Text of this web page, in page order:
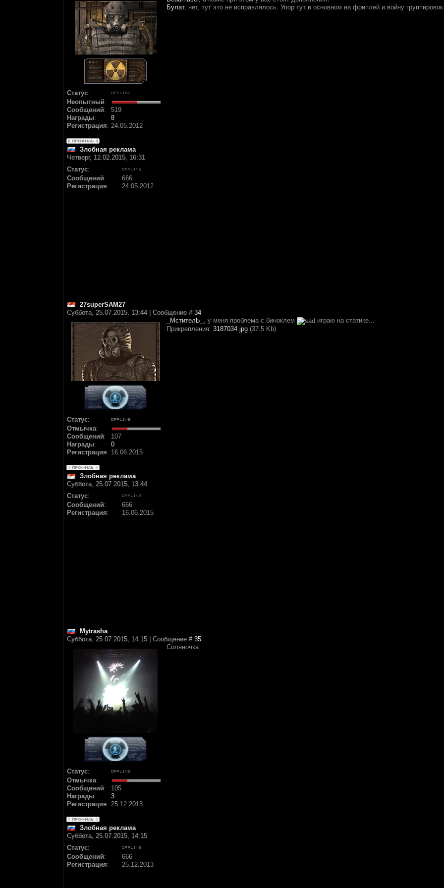
Статус:
Неопытный:
Сообщений:
519
Награды:
8
Регистрация: 24.05.2012
Булат, нет, тут это не исправлялось. Упор тут в основном на фриплей и войну
Злобная реклама
Четверг, 12.02.2015, 16:31
Статус:
Сообщений:
666
Регистрация: 24.05.2012
27superSAM27
Суббота, 25.07.2015, 13:44 | Сообщение # 34
Статус:
Отмычка:
Сообщений:
107
Награды:
0
Регистрация: 16.06.2015
_МстителЬ_ , у меня проблема с биноклем
играю на статике...
Прикрепления: 3187034.jpg (37.5 Kb)
Злобная реклама
Суббота, 25.07.2015, 13:44
Статус:
Сообщений:
666
Регистрация: 16.06.2015
Mytrasha
Суббота, 25.07.2015, 14:15 | Сообщение # 35
Статус:
Отмычка:
Сообщений:
105
Награды:
3
Регистрация: 25.12.2013
Соляночка
Злобная реклама
Суббота, 25.07.2015, 14:15
Статус:
Сообщений:
666
Регистрация: 25.12.2013